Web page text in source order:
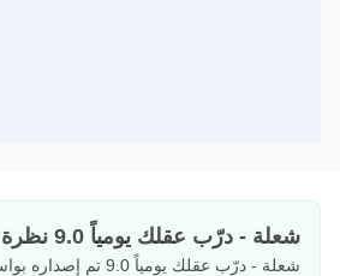
شعلة - درّب عقلك يومياً 9.0 نظرة عامة